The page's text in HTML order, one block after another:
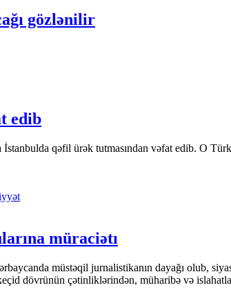
gözlənilir
edib
İstanbulda qəfil ürək tutmasından vəfat edib. O
müraciətı
müstəqil jurnalistikanın dayağı olub,
dövrünün çətinliklərindən, müharibə və